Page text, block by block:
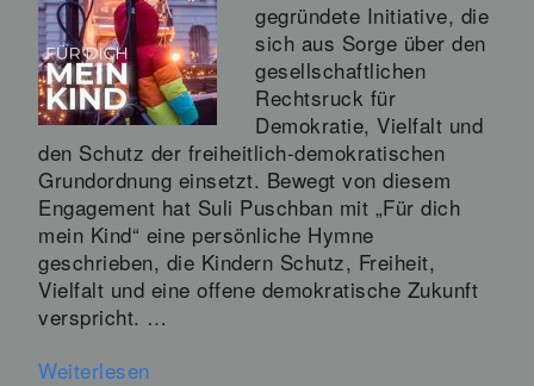
gegründete Initiative, die
sich aus Sorge über den
gesellschaftlichen
Rechtsruck für
Demokratie, Vielfalt und
den Schutz der freiheitlich‑demokratischen
Grundordnung einsetzt. Bewegt von diesem
Engagement hat Suli Puschban mit „Für dich
mein Kind“ eine persönliche Hymne
geschrieben, die Kindern Schutz, Freiheit,
Vielfalt und eine offene demokratische Zukunft
verspricht. …
Weiterlesen